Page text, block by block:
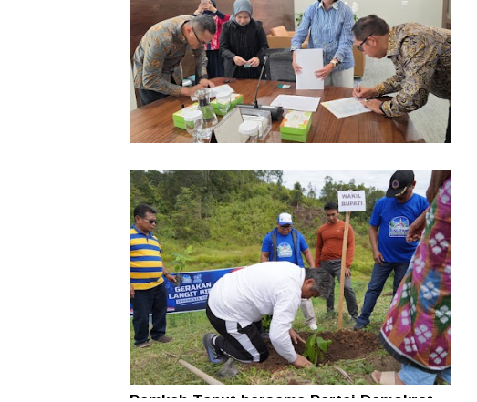
Pemkab Taput Restrukturisasi Pinjaman
PEN menjadi 15 Tahun‎